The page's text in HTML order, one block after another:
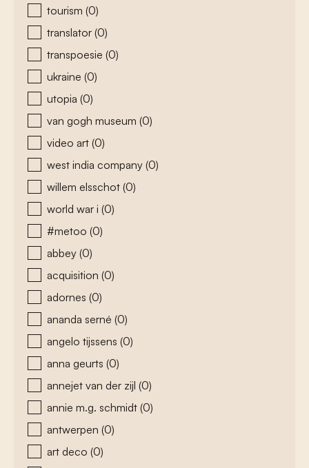
tourism (0)
translator (0)
transpoesie (0)
ukraine (0)
utopia (0)
van gogh museum (0)
video art (0)
west india company (0)
willem elsschot (0)
world war i (0)
#metoo (0)
abbey (0)
acquisition (0)
adornes (0)
ananda serné (0)
angelo tijssens (0)
anna geurts (0)
annejet van der zijl (0)
annie m.g. schmidt (0)
antwerpen (0)
art deco (0)